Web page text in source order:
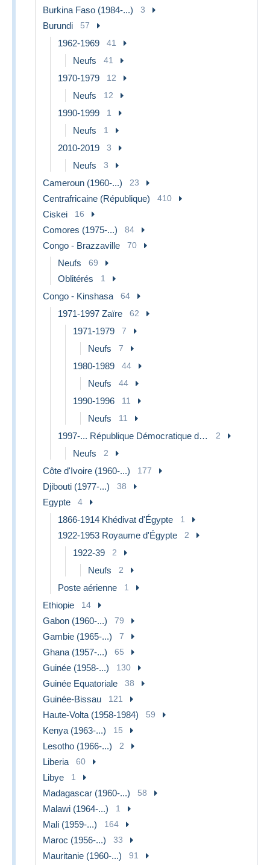
Burkina Faso (1984-...) 3
Burundi 57
1962-1969 41
Neufs 41
1970-1979 12
Neufs 12
1990-1999 1
Neufs 1
2010-2019 3
Neufs 3
Cameroun (1960-...) 23
Centrafricaine (République) 410
Ciskei 16
Comores (1975-...) 84
Congo - Brazzaville 70
Neufs 69
Oblitérés 1
Congo - Kinshasa 64
1971-1997 Zaïre 62
1971-1979 7
Neufs 7
1980-1989 44
Neufs 44
1990-1996 11
Neufs 11
1997-... République Démocratique du Congo 2
Neufs 2
Côte d'Ivoire (1960-...) 177
Djibouti (1977-...) 38
Egypte 4
1866-1914 Khédivat d'Égypte 1
1922-1953 Royaume d'Égypte 2
1922-39 2
Neufs 2
Poste aérienne 1
Ethiopie 14
Gabon (1960-...) 79
Gambie (1965-...) 7
Ghana (1957-...) 65
Guinée (1958-...) 130
Guinée Equatoriale 38
Guinée-Bissau 121
Haute-Volta (1958-1984) 59
Kenya (1963-...) 15
Lesotho (1966-...) 2
Liberia 60
Libye 1
Madagascar (1960-...) 58
Malawi (1964-...) 1
Mali (1959-...) 164
Maroc (1956-...) 33
Mauritanie (1960-...) 91